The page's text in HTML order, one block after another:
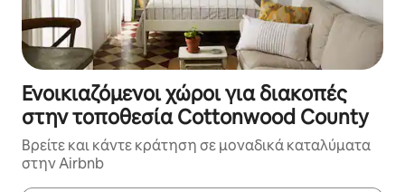
Ενοικιαζόμενοι χώροι για διακοπές
στην τοποθεσία Cottonwood County
Βρείτε και κάντε κράτηση σε μοναδικά καταλύματα
στην Airbnb